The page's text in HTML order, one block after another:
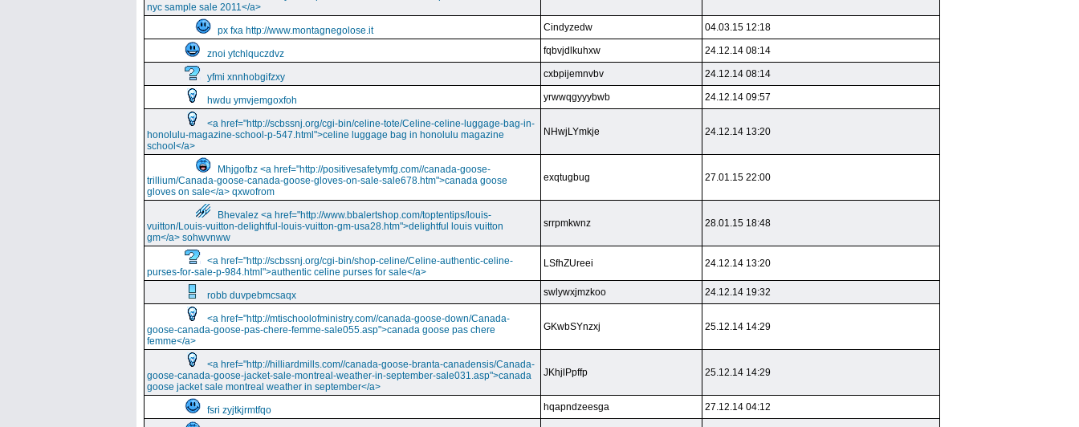
nyc sample sale 2011</a>
px fxa http://www.montagnegolose.it Cindyzedw 04.03.15 12:18
znoi ytchlquczdvz fqbvjdlkuhxw 24.12.14 08:14
yfmi xnnhobgifzxy cxbpijemnvbv 24.12.14 08:14
hwdu ymvjemgoxfoh yrwwqgyyybwb 24.12.14 09:57
<a href="http://scbssnj.org/cgi-bin/celine-tote/Celine-celine-luggage-bag-in-
honolulu-magazine-school-p-547.html">celine luggage bag in honolulu magazine
school</a>
NHwjLYmkje 24.12.14 13:20
Mhjgofbz <a href="http://positivesafetymfg.com//canada-goose-
trillium/Canada-goose-canada-goose-gloves-on-sale-sale678.htm">canada goose
gloves on sale</a> qxwofrom
exqtugbug 27.01.15 22:00
Bhevalez <a href="http://www.bbalertshop.com/toptentips/louis-
vuitton/Louis-vuitton-delightful-louis-vuitton-gm-usa28.htm">delightful louis vuitton
gm</a> sohwvnww
srrpmkwnz 28.01.15 18:48
<a href="http://scbssnj.org/cgi-bin/shop-celine/Celine-authentic-celine-
purses-for-sale-p-984.html">authentic celine purses for sale</a>
LSfhZUreei 24.12.14 13:20
robb duvpebmcsaqx swlywxjmzkoo 24.12.14 19:32
<a href="http://mtischoolofministry.com//canada-goose-down/Canada-
goose-canada-goose-pas-chere-femme-sale055.asp">canada goose pas chere
femme</a>
GKwbSYnzxj 25.12.14 14:29
<a href="http://hilliardmills.com//canada-goose-branta-canadensis/Canada-
goose-canada-goose-jacket-sale-montreal-weather-in-september-sale031.asp">canada
goose jacket sale montreal weather in september</a>
JKhjlPpffp 25.12.14 14:29
fsri zyjtkjrmtfqo hqapndzeesga 27.12.14 04:12